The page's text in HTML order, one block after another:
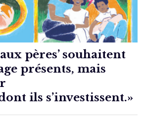
pères’ souhaitent
présents, mais
ils s’investissent.»